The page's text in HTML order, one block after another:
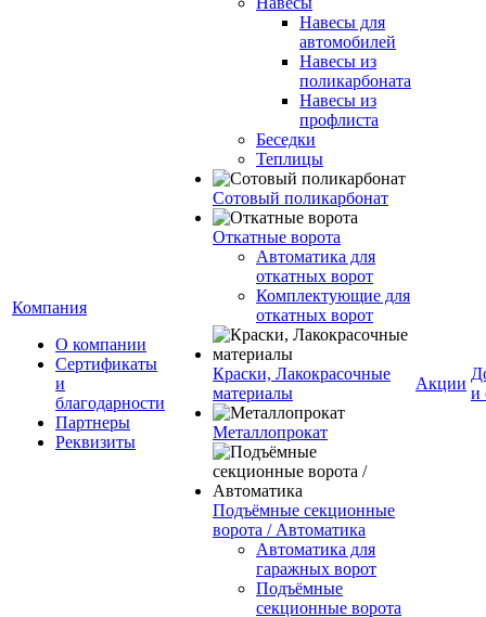
Компания
О компании
Сертификаты
и
благодарности
Партнеры
Реквизиты
Навесы для
автомобилей
Навесы из
поликарбоната
Навесы из
профлиста
Беседки
Теплицы
Сотовый поликарбонат
Откатные ворота
Автоматика для
откатных ворот
Комплектующие для
откатных ворот
Краски, Лакокрасочные
материалы
Металлопрокат
Подъёмные секционные
ворота / Автоматика
Автоматика для
гаражных ворот
Подъёмные
секционные ворота
Акции
и